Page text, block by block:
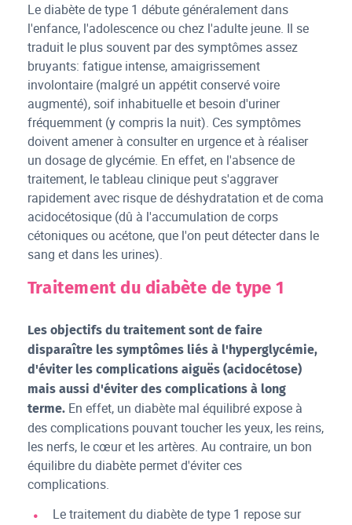
Le diabète de type 1 débute généralement dans
l'enfance, l'adolescence ou chez l'adulte jeune. Il se
traduit le plus souvent par des symptômes assez
bruyants: fatigue intense, amaigrissement
involontaire (malgré un appétit conservé voire
augmenté), soif inhabituelle et besoin d'uriner
fréquemment (y compris la nuit). Ces symptômes
doivent amener à consulter en urgence et à réaliser
un dosage de glycémie. En effet, en l'absence de
traitement, le tableau clinique peut s'aggraver
rapidement avec risque de déshydratation et de coma
acidocétosique (dû à l'accumulation de corps
cétoniques ou acétone, que l'on peut détecter dans le
sang et dans les urines).
Traitement du diabète de type 1
Les objectifs du traitement sont de faire
disparaître les symptômes liés à l'hyperglycémie,
d'éviter les complications aiguës (acidocétose)
mais aussi d'éviter des complications à long
terme. En effet, un diabète mal équilibré expose à
des complications pouvant toucher les yeux, les reins,
les nerfs, le cœur et les artères. Au contraire, un bon
équilibre du diabète permet d'éviter ces
complications.
Le traitement du diabète de type 1 repose sur